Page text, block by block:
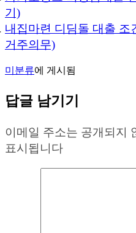
기)
내집마련 디딤돌 대출 조
거주의무)
미분류에 게시됨
답글 남기기
이메일 주소는 공개되지
표시됩니다